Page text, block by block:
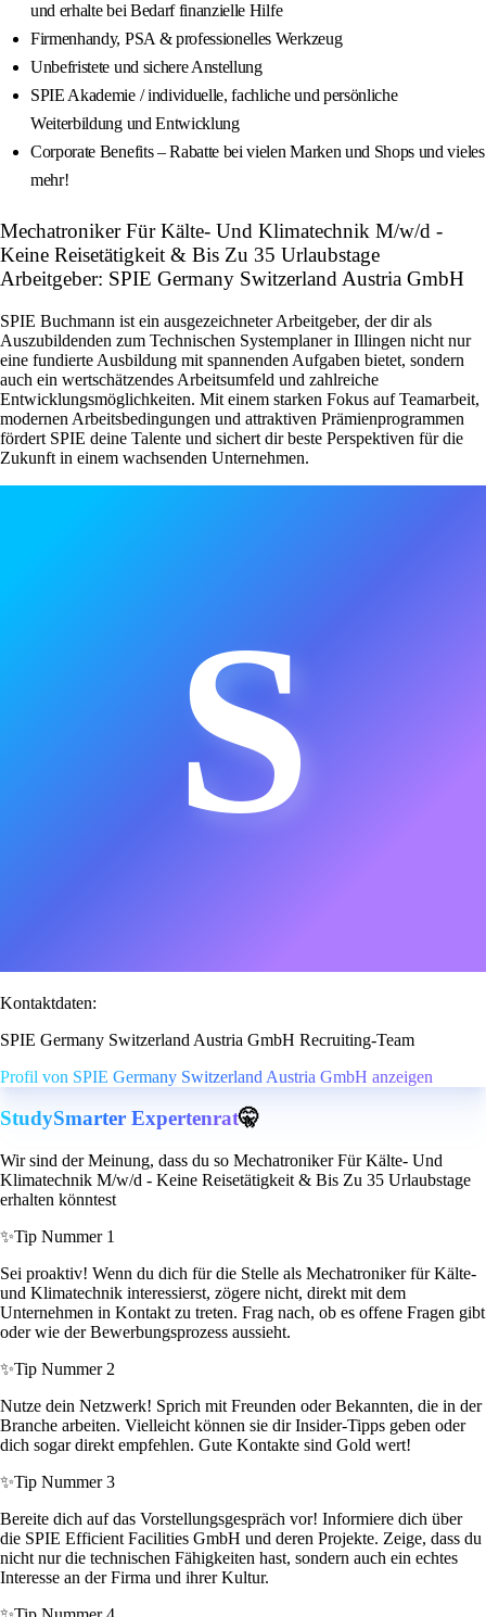
und erhalte bei Bedarf finanzielle Hilfe
Firmenhandy, PSA & professionelles Werkzeug
Unbefristete und sichere Anstellung
SPIE Akademie / individuelle, fachliche und persönliche
Weiterbildung und Entwicklung
Corporate Benefits – Rabatte bei vielen Marken und Shops und vieles
mehr!
Mechatroniker Für Kälte- Und Klimatechnik M/w/d -
Keine Reisetätigkeit & Bis Zu 35 Urlaubstage
Arbeitgeber: SPIE Germany Switzerland Austria GmbH
SPIE Buchmann ist ein ausgezeichneter Arbeitgeber, der dir als
Auszubildenden zum Technischen Systemplaner in Illingen nicht nur
eine fundierte Ausbildung mit spannenden Aufgaben bietet, sondern
auch ein wertschätzendes Arbeitsumfeld und zahlreiche
Entwicklungsmöglichkeiten. Mit einem starken Fokus auf Teamarbeit,
modernen Arbeitsbedingungen und attraktiven Prämienprogrammen
fördert SPIE deine Talente und sichert dir beste Perspektiven für die
Zukunft in einem wachsenden Unternehmen.
S
Kontaktdaten:
SPIE Germany Switzerland Austria GmbH Recruiting-Team
Profil von SPIE Germany Switzerland Austria GmbH anzeigen
StudySmarter Expertenrat🤫
Wir sind der Meinung, dass du so Mechatroniker Für Kälte- Und
Klimatechnik M/w/d - Keine Reisetätigkeit & Bis Zu 35 Urlaubstage
erhalten könntest
✨Tip Nummer 1
Sei proaktiv! Wenn du dich für die Stelle als Mechatroniker für Kälte-
und Klimatechnik interessierst, zögere nicht, direkt mit dem
Unternehmen in Kontakt zu treten. Frag nach, ob es offene Fragen gibt
oder wie der Bewerbungsprozess aussieht.
✨Tip Nummer 2
Nutze dein Netzwerk! Sprich mit Freunden oder Bekannten, die in der
Branche arbeiten. Vielleicht können sie dir Insider-Tipps geben oder
dich sogar direkt empfehlen. Gute Kontakte sind Gold wert!
✨Tip Nummer 3
Bereite dich auf das Vorstellungsgespräch vor! Informiere dich über
die SPIE Efficient Facilities GmbH und deren Projekte. Zeige, dass du
nicht nur die technischen Fähigkeiten hast, sondern auch ein echtes
Interesse an der Firma und ihrer Kultur.